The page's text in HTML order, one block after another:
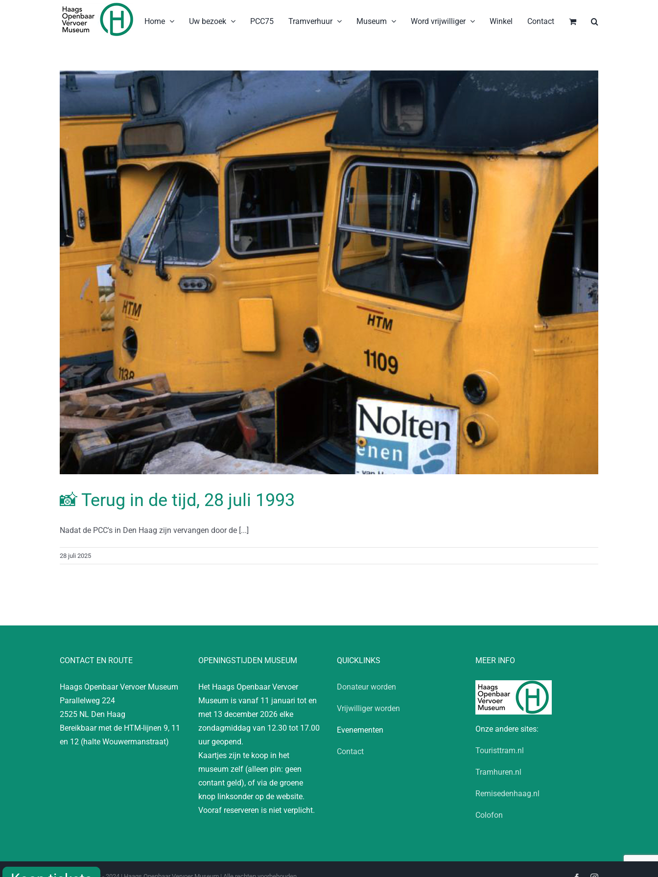
Home Uw bezoek PCC75 Tramverhuur Museum Word vrijwilliger Winkel Contact
📸 Terug in de tijd, 28 juli 1993
Nadat de PCC's in Den Haag zijn vervangen door de [...]
28 juli 2025
CONTACT EN ROUTE
Haags Openbaar Vervoer Museum
Parallelweg 224
2525 NL Den Haag
Bereikbaar met de HTM-lijnen 9, 11
en 12 (halte Wouwermanstraat)
OPENINGSTIJDEN MUSEUM
Het Haags Openbaar Vervoer
Museum is vanaf 11 januari tot en
met 13 december 2026 elke
zondagmiddag van 12.30 tot 17.00
uur geopend.
Kaartjes zijn te koop in het
museum zelf (alleen pin: geen
contant geld), of via de groene
knop linksonder op de website.
Vooraf reserveren is niet verplicht.
QUICKLINKS
Donateur worden
Vrijwilliger worden
Evenementen
Contact
MEER INFO
Onze andere sites:
Touristtram.nl
Tramhuren.nl
Remisedenhaag.nl
Colofon